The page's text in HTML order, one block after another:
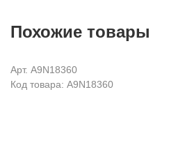
Похожие товары
Арт. A9N18360
Код товара: A9N18360